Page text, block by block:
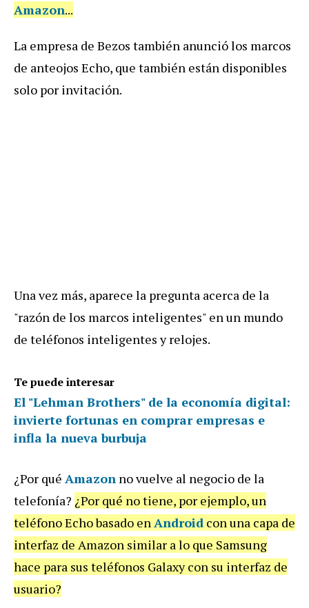
Amazon...
La empresa de Bezos también anunció los marcos
de anteojos Echo, que también están disponibles
solo por invitación.
Una vez más, aparece la pregunta acerca de la
"razón de los marcos inteligentes" en un mundo
de teléfonos inteligentes y relojes.
Te puede interesar
El "Lehman Brothers" de la economía digital:
invierte fortunas en comprar empresas e
infla la nueva burbuja
¿Por qué Amazon no vuelve al negocio de la
telefonía? ¿Por qué no tiene, por ejemplo, un
teléfono Echo basado enAndroid con una capa de
interfaz de Amazon similar a lo que Samsung
hace para sus teléfonos Galaxy con su interfaz de
usuario?